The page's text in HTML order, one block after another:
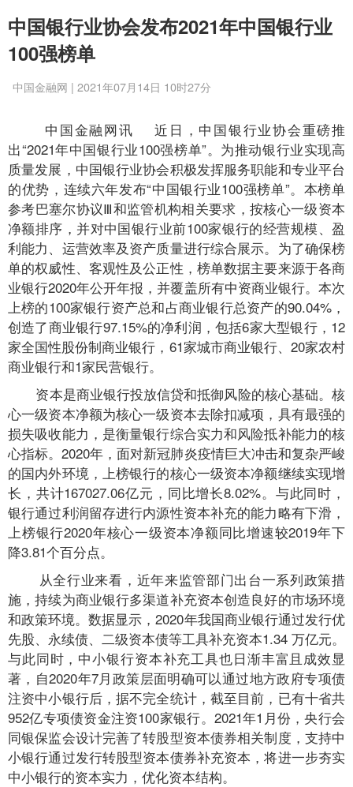
中国银行业协会发布2021年中国银行业
100强榜单
中国金融网 | 2021年07月14日 10时27分
中国金融网讯近日，中国银行业协会重磅推
出“2021年中国银行业100强榜单”。为推动银行业实现高
质量发展，中国银行业协会积极发挥服务职能和专业平台
的优势，连续六年发布“中国银行业100强榜单”。本榜单
参考巴塞尔协议Ⅲ和监管机构相关要求，按核心一级资本
净额排序，并对中国银行业前100家银行的经营规模、盈
利能力、运营效率及资产质量进行综合展示。为了确保榜
单的权威性、客观性及公正性，榜单数据主要来源于各商
业银行2020年公开年报，并覆盖所有中资商业银行。本次
上榜的100家银行资产总和占商业银行总资产的90.04%，
创造了商业银行97.15%的净利润，包括6家大型银行，12
家全国性股份制商业银行，61家城市商业银行、20家农村
商业银行和1家民营银行。
资本是商业银行投放信贷和抵御风险的核心基础。核
心一级资本净额为核心一级资本去除扣减项，具有最强的
损失吸收能力，是衡量银行综合实力和风险抵补能力的核
心指标。2020年，面对新冠肺炎疫情巨大冲击和复杂严峻
的国内外环境，上榜银行的核心一级资本净额继续实现增
长，共计167027.06亿元，同比增长8.02%。与此同时，
银行通过利润留存进行内源性资本补充的能力略有下滑，
上榜银行2020年核心一级资本净额同比增速较2019年下
降3.81个百分点。
从全行业来看，近年来监管部门出台一系列政策措
施，持续为商业银行多渠道补充资本创造良好的市场环境
和政策环境。数据显示，2020年我国商业银行通过发行优
先股、永续债、二级资本债等工具补充资本1.34 万亿元。
与此同时，中小银行资本补充工具也日渐丰富且成效显
著，自2020年7月政策层面明确可以通过地方政府专项债
注资中小银行后，据不完全统计，截至目前，已有十省共
952亿专项债资金注资100家银行。2021年1月份，央行会
同银保监会设计完善了转股型资本债券相关制度，支持中
小银行通过发行转股型资本债券补充资本，将进一步夯实
中小银行的资本实力，优化资本结构。